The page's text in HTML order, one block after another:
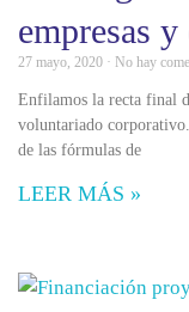
empresas y
27 mayo, 2020 No hay
Enfilamos la recta final
voluntariado corporativo.
de las fórmulas de
LEER MÁS »